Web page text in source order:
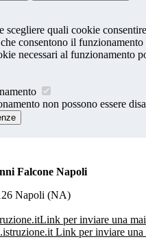
scegliere quali cookie
consentono il
necessari al funzionamento
non possono essere
Falcone Napoli
Napoli (NA)
Link per inviare una
Link per inviare una